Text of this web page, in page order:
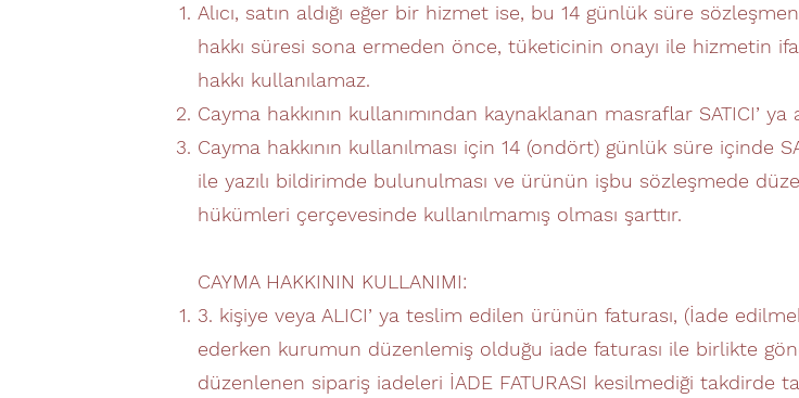
Alıcı, satın aldığı eğer bir hizmet ise, bu 14 günlük süre
hakkı süresi sona ermeden önce, tüketicinin onayı ile hizmetin
hakkı kullanılamaz.
Cayma hakkının kullanımından kaynaklanan masraflar SATICI’ ya
Cayma hakkının kullanılması için 14 (ondört) günlük süre içinde
ile yazılı bildirimde bulunulması ve ürünün işbu sözleşmede
hükümleri çerçevesinde kullanılmamış olması şarttır.
CAYMA HAKKININ KULLANIMI:
3. kişiye veya ALICI’ ya teslim edilen ürünün faturası, (İade
ederken kurumun düzenlemiş olduğu iade faturası ile birlikte
düzenlenen sipariş iadeleri İADE FATURASI kesilmediği takdirde